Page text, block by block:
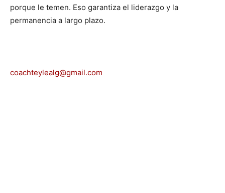
porque le temen. Eso garantiza el liderazgo y la
permanencia a largo plazo.
coachteylealg@gmail.com